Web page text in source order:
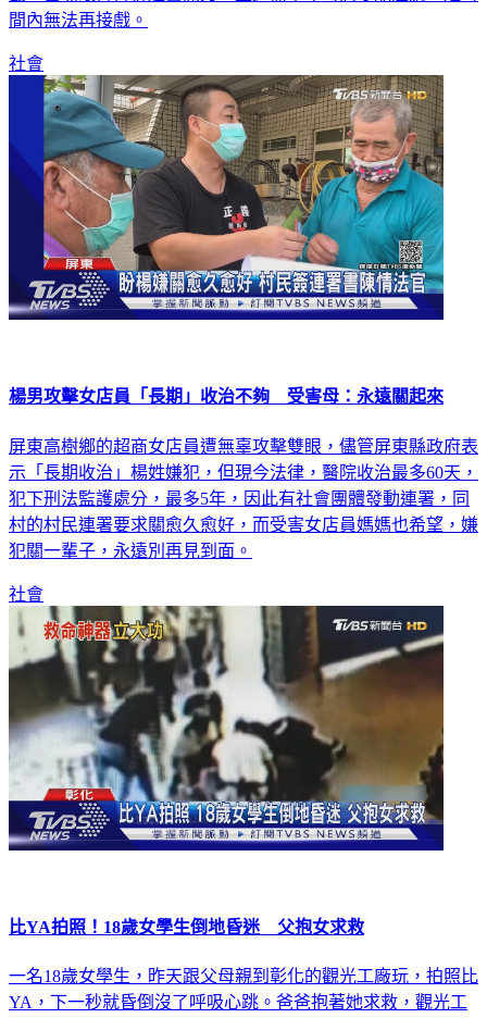
間內無法再接戲。
社會
楊男攻擊女店員「長期」收治不夠 受害母：永遠關起來
屏東高樹鄉的超商女店員遭無辜攻擊雙眼，儘管屏東縣政府表
示「長期收治」楊姓嫌犯，但現今法律，醫院收治最多60天，
犯下刑法監護處分，最多5年，因此有社會團體發動連署，同
村的村民連署要求關愈久愈好，而受害女店員媽媽也希望，嫌
犯關一輩子，永遠別再見到面。
社會
比YA拍照！18歲女學生倒地昏迷 父抱女求救
一名18歲女學生，昨天跟父母親到彰化的觀光工廠玩，拍照比
YA，下一秒就昏倒沒了呼吸心跳。爸爸抱著她求救，觀光工